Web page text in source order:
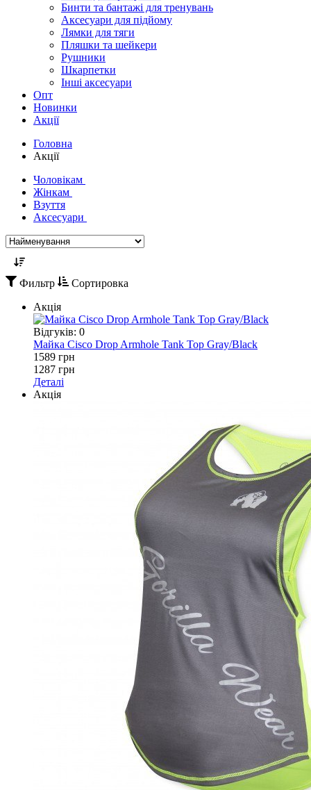
Бинти та бантажі для тренувань
Аксесуари для підйому
Лямки для тяги
Пляшки та шейкери
Рушники
Шкарпетки
Інші аксесуари
Опт
Новинки
Акції
Головна
Акції
Чоловікам
Жінкам
Взуття
Аксесуари
Фильтр
Сортировка
Акція
Відгуків: 0
Майка Cisco Drop Armhole Tank Top Gray/Black
1589 грн
1287 грн
Деталі
Акція